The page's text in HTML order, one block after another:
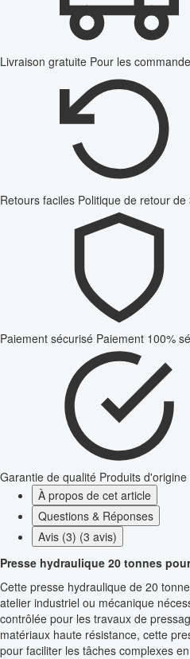
Livraison gratuite Pour les
Retours faciles Politique de retour de
Paiement sécurisé Paiement 100%
Garantie de qualité Produits
À propos de cet article
Questions & Réponses
Avis (3) (3 avis)
Presse hydraulique 20 tonnes
Cette presse hydraulique de 20
atelier industriel ou mécanique
contrôlée pour les travaux de
matériaux haute résistance, cette
pour faciliter les tâches complexes